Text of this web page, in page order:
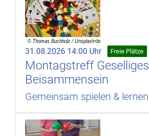
31.08.2026 14:00 Uhr Freie Plätze
Montagstreff Geselliges
Beisammensein
Gemeinsam spielen & lernen